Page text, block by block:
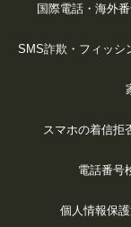
国際電話・海外
SMS詐欺・フィッシ
スマホの着信拒
電話番号
個人情報保